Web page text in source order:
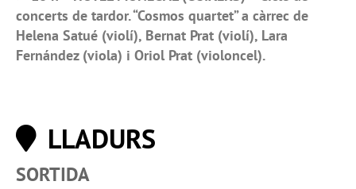
concerts de tardor. “Cosmos quartet” a càrrec de
Helena Satué (violí), Bernat Prat (violí), Lara
Fernández (viola) i Oriol Prat (violoncel).
LLADURS
SORTIDA